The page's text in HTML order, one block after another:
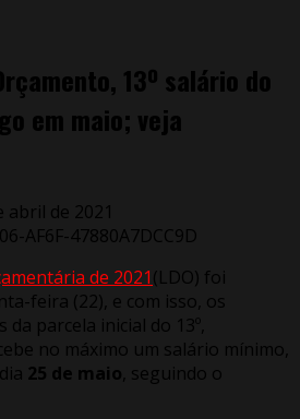
13º salário do
em maio; veja
abril de 2021
de 2021(LDO) foi
feira (22), e com isso, os
parcela inicial do 13º,
no máximo um salário mínimo,
25 de maio , seguindo o